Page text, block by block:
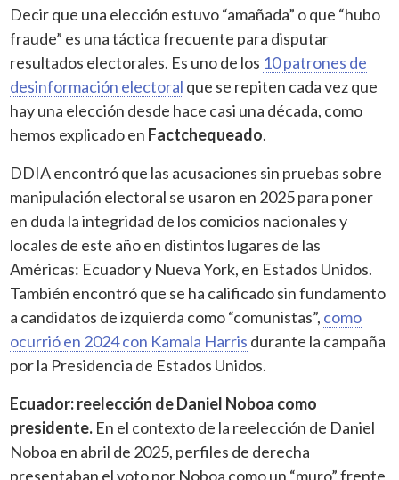
Decir que una elección estuvo “amañada” o que “hubo
fraude” es una táctica frecuente para disputar
resultados electorales. Es uno de los 10 patrones de
desinformación electoral que se repiten cada vez que
hay una elección desde hace casi una década, como
hemos explicado en Factchequeado.
DDIA encontró que las acusaciones sin pruebas sobre
manipulación electoral se usaron en 2025 para poner
en duda la integridad de los comicios nacionales y
locales de este año en distintos lugares de las
Américas: Ecuador y Nueva York, en Estados Unidos.
También encontró que se ha calificado sin fundamento
a candidatos de izquierda como “comunistas”, como
ocurrió en 2024 con Kamala Harris durante la campaña
por la Presidencia de Estados Unidos.
Ecuador: reelección de Daniel Noboa como
presidente. En el contexto de la reelección de Daniel
Noboa en abril de 2025, perfiles de derecha
presentaban el voto por Noboa como un “muro” frente